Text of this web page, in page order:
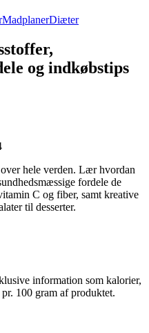
MadplanerDiæter
og indkøbstips
hele verden. Lær hvordan
fordele de
C og fiber, samt kreative
til desserter.
information som kalorier,
100 gram af produktet.